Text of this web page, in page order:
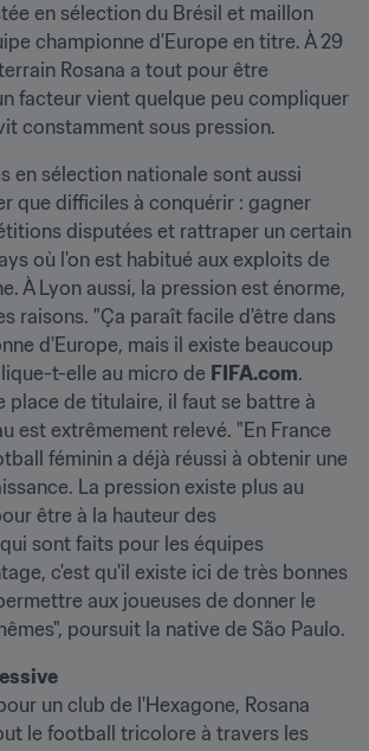
en sélection du Brésil et maillon
championne d'Europe en titre. À 29
Rosana a tout pour être
facteur vient quelque peu compliquer
constamment sous pression.
en sélection nationale sont aussi
que difficiles à conquérir : gagner
disputées et rattraper un certain
où l'on est habitué aux exploits de
À Lyon aussi, la pression est énorme,
raisons. "Ça paraît facile d'être dans
d'Europe, mais il existe beaucoup
t-elle au micro de FIFA.com.
place de titulaire, il faut se battre à
est extrêmement relevé. "En France
féminin a déjà réussi à obtenir une
La pression existe plus au
être à la hauteur des
sont faits pour les équipes
c'est qu'il existe ici de très bonnes
aux joueuses de donner le
poursuit la native de São Paulo.
un club de l'Hexagone, Rosana
le football tricolore à travers les